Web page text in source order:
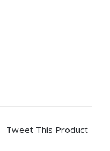
Tweet This Product